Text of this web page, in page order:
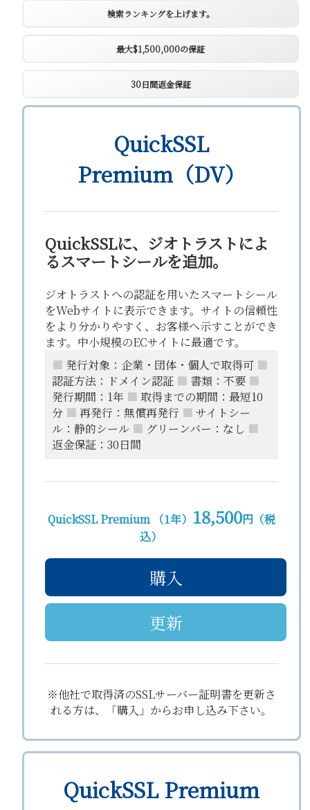
検索ランキングを上げます。
最大$1,500,000の保証
30日間返金保証
QuickSSL
Premium（DV）
QuickSSLに、ジオトラストによ
るスマートシールを追加。
ジオトラストへの認証を用いたスマートシール
をWebサイトに表示できます。サイトの信頼性
をより分かりやすく、お客様へ示すことができ
ます。中小規模のECサイトに最適です。
■ 発行対象：企業・団体・個人で取得可 ■
認証方法：ドメイン認証 ■ 書類：不要 ■
発行期間：1年 ■ 取得までの期間：最短10
分 ■ 再発行：無償再発行 ■ サイトシー
ル：静的シール ■ グリーンバー：なし ■
返金保証：30日間
QuickSSL Premium （1年） 18,500円（税
込）
購入
更新
※他社で取得済のSSLサーバー証明書を更新さ
れる方は、「購入」からお申し込み下さい。
QuickSSL Premium